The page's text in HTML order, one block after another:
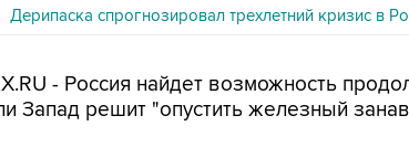
Дерипаска спрогнозировал трехлетний кризис в
- Россия найдет возможность
Запад решит "опустить железный